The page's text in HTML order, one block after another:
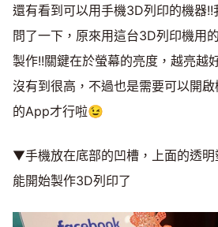
還有看到可以用手機3D列印的機器
問了一下，原來用這台3D列印機用
製作!!關鍵在於螢幕的亮度，越亮越
沒有到很高，不過也是需要可以開
的App才行啦😉
▼手機放在底部的凹槽，上面的透
能開始製作3D列印了